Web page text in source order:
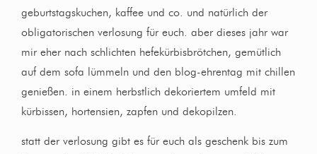
geburtstagskuchen, kaffee und co. und natürlich der
obligatorischen verlosung für euch. aber dieses jahr war
mir eher nach schlichten hefekürbisbrötchen, gemütlich
auf dem sofa lümmeln und den blog-ehrentag mit chillen
genießen. in einem herbstlich dekoriertem umfeld mit
kürbissen, hortensien, zapfen und dekopilzen.
statt der verlosung gibt es für euch als geschenk bis zum